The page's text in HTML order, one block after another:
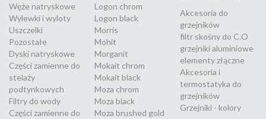
Węże natryskowe
Wylewki i wyloty
Uszczelki
Pozostałe
Dyski natryskowe
Części zamienne do
stelaży
podtynkowych
Filtry do wody
Części zamienne do
Logon chrom
Logon black
Morris
Mohit
Morganit
Mokait chrom
Mokait black
Moza chrom
Moza black
Moza brushed gold
Akcesoria do
grzejników
filtr skośny do C.O
grzejniki aluminiowe
elementy złączne
Akcesoria i
termostatyka do
grzejników
Grzejniki - kolory